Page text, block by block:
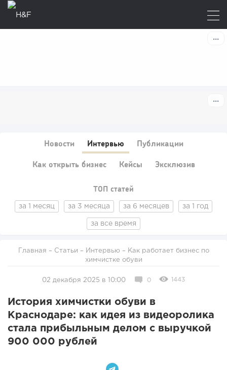
Новости Интервью Публикации
Как открыть бизнес Кейсы Эксклюзив
ТОП статей
за 1 месяц за 3 месяца за 6 месяцев за 1 год
за все время
Главная – Статьи – Интервью
химчистке обуви
02 декабря 2025 в 10:00 0 1443
История химчистки обуви в
Краснодаре: как идея из видеоролика
стала прибыльным делом с выручкой
900 000 рублей